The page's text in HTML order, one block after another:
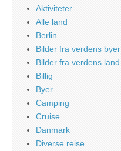
Aktiviteter
Alle land
Berlin
Bilder fra verdens byer
Bilder fra verdens land
Billig
Byer
Camping
Cruise
Danmark
Diverse reise